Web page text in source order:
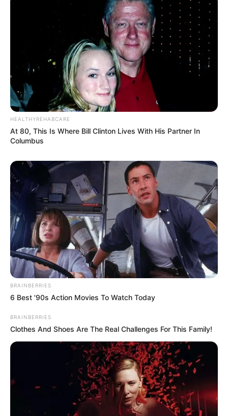
Os canais de atendimento oficiais da Energisa são:
Aplicativo para celular Energisa On [disponível no Google
Play ou App Store]
Gisa (WhatsApp) – (18) 99120-3365 [identifique o item
verde de ‘conta verificada’]
Site
www.energisa.com.br[fique atento à URL completa]
Call Center – 0800 70 10 326
Participe do nosso grupo do
WhatsApp!
Fique informado em tempo real sobre as principais
notícias de Paraguaçu Paulista e região
Clique aqui para entrar no grupo
HEALTHYREHABCARE
At 80, This Is Where Bill Clinton Lives With His Partner In
Columbus
BRAINBERRIES
6 Best '90s Action Movies To Watch Today
BRAINBERRIES
Clothes And Shoes Are The Real Challenges For This Family!